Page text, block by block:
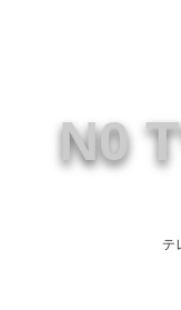
N0
テ